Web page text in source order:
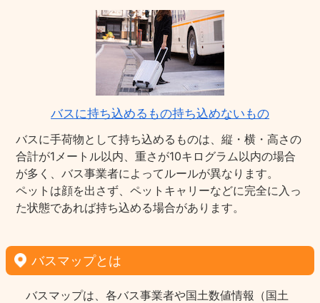
バスに持ち込めるもの持ち込めないもの
バスに手荷物として持ち込めるものは、縦・横・高さの
合計が1メートル以内、重さが10キログラム以内の場合
が多く、バス事業者によってルールが異なります。
ペットは顔を出さず、ペットキャリーなどに完全に入っ
た状態であれば持ち込める場合があります。
バスマップとは
バスマップは、各バス事業者や国土数値情報（国土